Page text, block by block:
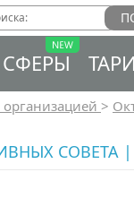
СФЕРЫ
>
СОВЕТА |